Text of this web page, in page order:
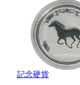
記念硬貨